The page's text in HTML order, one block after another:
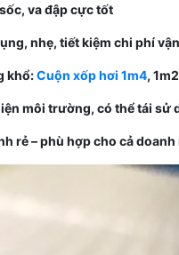
va đập cực tốt
nhẹ, tiết kiệm chi phí
khổ:Cuộn xốp hơi 1m4,
môi trường, có thể tái sử
rẻ – phù hợp cho cả